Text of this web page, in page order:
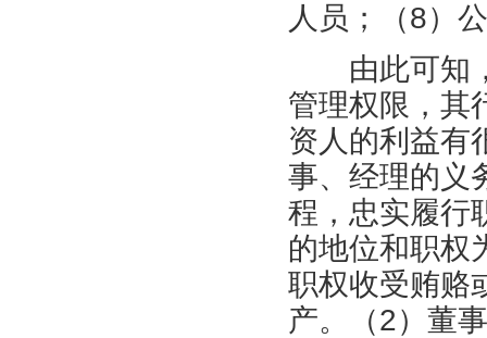
人员；（8）
由此可知，
管理权限，其
资人的利益有
事、经理的义
程，忠实履行
的地位和职权
职权收受贿赂
产。（2）董